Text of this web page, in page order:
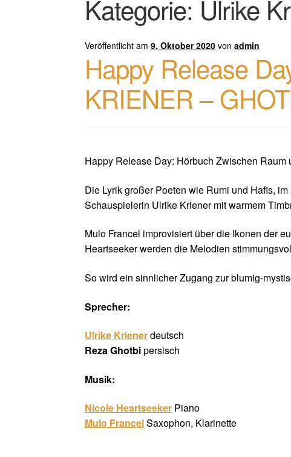
Kategorie: Ulrike
Veröffentlicht am9. Oktober 2020 vonadmin
Happy Release
KRIENER –
Happy Release Day: Hörbuch Zwischen Raum
Die Lyrik großer Poeten wie Rumi und Hafis,
Schauspielerin Ulrike Kriener mit warmem
Mulo Francel improvisiert über die Ikonen der
Heartseeker werden die Melodien
So wird ein sinnlicher Zugang zur blumig-
Sprecher:
Ulrike Krienerdeutsch
Reza Ghotbipersisch
Musik:
Nicole Heartseeker Piano
Mulo FrancelSaxophon, Klarinette